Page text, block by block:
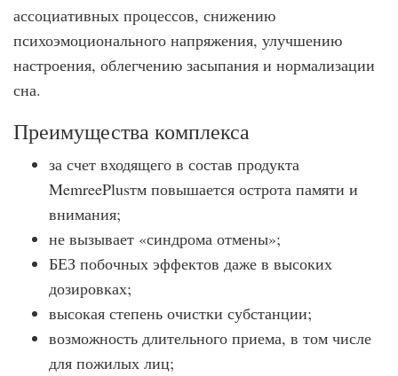
ассоциативных процессов, снижению
психоэмоционального напряжения, улучшению
настроения, облегчению засыпания и нормализации
сна.
Преимущества комплекса
за счет входящего в состав продукта
MemreePlusтм повышается острота памяти и
внимания;
не вызывает «синдрома отмены»;
БЕЗ побочных эффектов даже в высоких
дозировках;
высокая степень очистки субстанции;
возможность длительного приема, в том числе
для пожилых лиц;